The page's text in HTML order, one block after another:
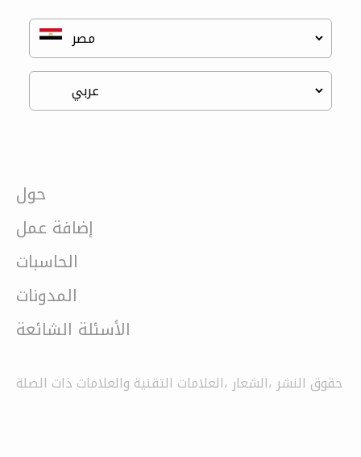
حول
إضافة عمل
الحاسبات
المدونات
الأسئلة الشائعة
حقوق النشر ،الشعار ،العلامات التقنية والعلامات ذات الصلة